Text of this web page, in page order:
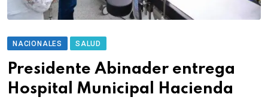
NACIONALES SALUD
Presidente Abinader entrega
Hospital Municipal Hacienda